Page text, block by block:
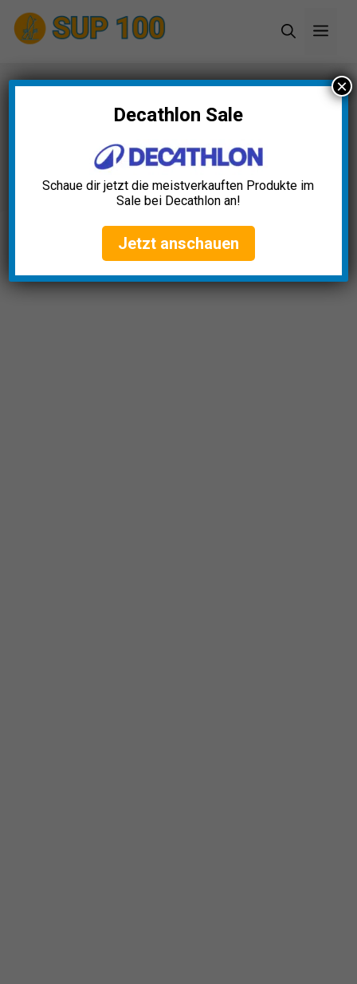
Zum
Inhalt
Warenkorb
Warenkorb
Decathlon Sale
Schaue dir jetzt die meistverkauften Produkte im
Sale bei Decathlon an!
Jetzt anschauen
×